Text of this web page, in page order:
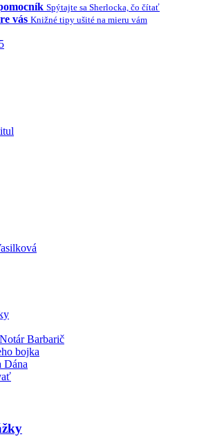
Spýtajte sa Sherlocka, čo čítať
vás Knižné tipy ušité na mieru vám
Barbarič
bojka